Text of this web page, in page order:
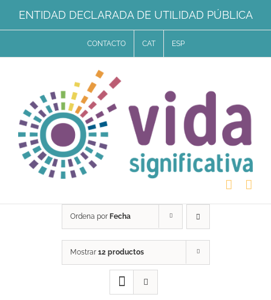
Saltar
al
ENTIDAD DECLARADA DE UTILIDAD PÚBLICA
CONTACTO CAT ESP
Ordena por Fecha
Mostrar 12 productos